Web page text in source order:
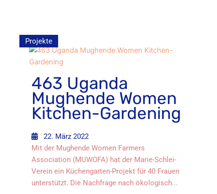
Projekte
463 Uganda
Mughende Women
Kitchen-Gardening
22. März 2022
Mit der Mughende Women Farmers
Association (MUWOFA) hat der Marie-Schlei-
Verein ein Küchengarten-Projekt für 40 Frauen
unterstützt. Die Nachfrage nach ökologisch...